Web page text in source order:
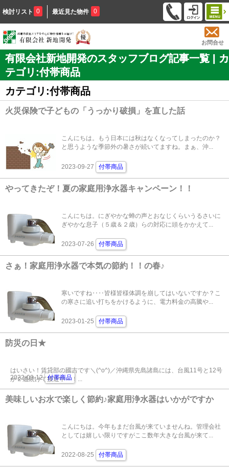
検討リスト 0 最近見た物件 0
お問合せ
有限会社新地開発のスタッフブログ記事一覧 | カ
テゴリ:付帯商品
カテゴリ:付帯商品
火災保険で子どもの「うっかり破損」を直した話
こんにちは。もう日本には秋はなくなってしまったのか？
と思うような季節外の暑さが続いてますね。まぁ、沖...
2023-09-27 付帯商品
やってきたぞ！夏の家庭用浄水器キャンペーン！！
こんにちは。にぎやかな蝉の声とおなじくらいうるさいに
ぎやかな息子（５歳＆２歳）らの対応に頭をかかえて...
2023-07-26 付帯商品
さぁ！家庭用浄水器で本気の節約！！の春♪
寒いですね‥‥皆様皆様体調を崩してはいないですか？こ
の寒さに追い打ちをかけるように、電力料金の高騰や...
2023-01-25 付帯商品
防災の日★
はいさい！賃貸部の國吉です＼(^o^)／沖縄県先島諸島には、台風11号と12号
が２週続けて接近中～！...
2022-09-12 付帯商品
美味しいお水で楽しく節約♪家庭用浄水器はいかがですか
こんにちは。今年もまだ台風が来ていませんね。管理会社
としては嬉しい限りですがここ数年大きな台風が来て...
2022-08-25 付帯商品